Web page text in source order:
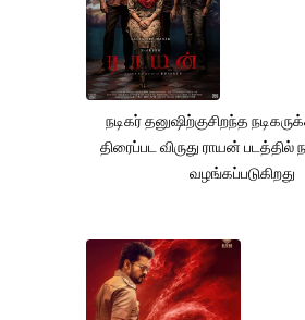
நடிகர் தனுஷிற்குசிறந்த
திரைப்பட விருது ராயன் படத்தில்
வழங்கப்படுகிறது